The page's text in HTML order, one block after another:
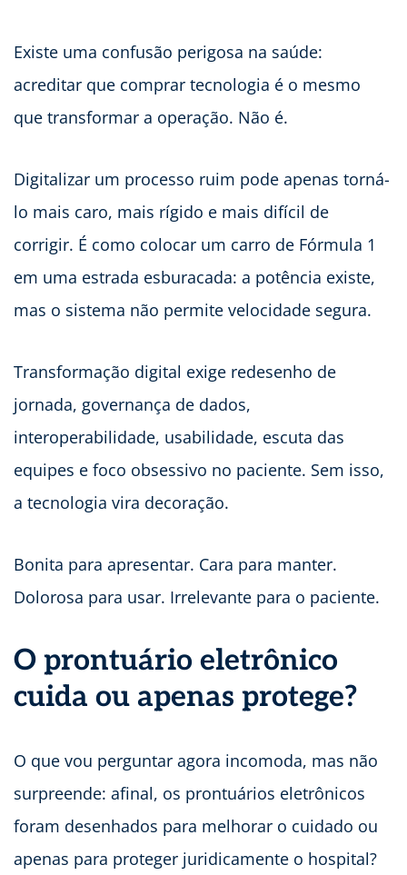
Existe uma confusão perigosa na saúde:
acreditar que comprar tecnologia é o mesmo
que transformar a operação. Não é.
Digitalizar um processo ruim pode apenas torná-
lo mais caro, mais rígido e mais difícil de
corrigir. É como colocar um carro de Fórmula 1
em uma estrada esburacada: a potência existe,
mas o sistema não permite velocidade segura.
Transformação digital exige redesenho de
jornada, governança de dados,
interoperabilidade, usabilidade, escuta das
equipes e foco obsessivo no paciente. Sem isso,
a tecnologia vira decoração.
Bonita para apresentar. Cara para manter.
Dolorosa para usar. Irrelevante para o paciente.
O prontuário eletrônico
cuida ou apenas protege?
O que vou perguntar agora incomoda, mas não
surpreende: afinal, os prontuários eletrônicos
foram desenhados para melhorar o cuidado ou
apenas para proteger juridicamente o hospital?